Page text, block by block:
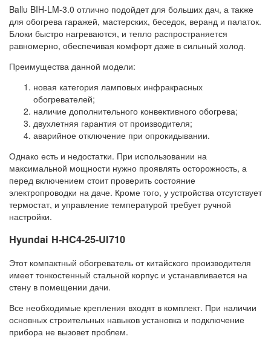
Ballu BIH-LM-3.0 отлично подойдет для больших дач, а также
для обогрева гаражей, мастерских, беседок, веранд и палаток.
Блоки быстро нагреваются, и тепло распространяется
равномерно, обеспечивая комфорт даже в сильный холод.
Преимущества данной модели:
новая категория ламповых инфракрасных
обогревателей;
наличие дополнительного конвективного обогрева;
двухлетняя гарантия от производителя;
аварийное отключение при опрокидывании.
Однако есть и недостатки. При использовании на
максимальной мощности нужно проявлять осторожность, а
перед включением стоит проверить состояние
электропроводки на даче. Кроме того, у устройства отсутствует
термостат, и управление температурой требует ручной
настройки.
Hyundai H-HC4-25-UI710
Этот компактный обогреватель от китайского производителя
имеет тонкостенный стальной корпус и устанавливается на
стену в помещении дачи.
Все необходимые крепления входят в комплект. При наличии
основных строительных навыков установка и подключение
прибора не вызовет проблем.